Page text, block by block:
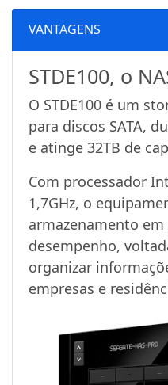
VANTAGENS
STDE100, o
O STDE100 é um
para discos SATA,
e atinge 32TB de
Com processador
1,7GHz, o
armazenamento
desempenho,
organizar
empresas e